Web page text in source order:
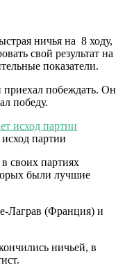
ничья на 8 ходу,
свой результат на
показатели.
приехал побеждать. Он
победу.
партии
своих партиях
были лучшие
Лаграв (Франция) и
ничьей, в